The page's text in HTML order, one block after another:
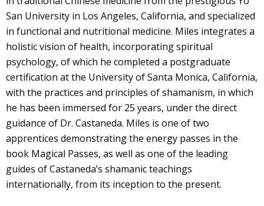
San University in Los Angeles, California, and specialized
in functional and nutritional medicine. Miles integrates a
holistic vision of health, incorporating spiritual
psychology, of which he completed a postgraduate
certification at the University of Santa Monica, California,
with the practices and principles of shamanism, in which
he has been immersed for 25 years, under the direct
guidance of Dr. Castaneda. Miles is one of two
apprentices demonstrating the energy passes in the
book Magical Passes, as well as one of the leading
guides of Castaneda’s shamanic teachings
internationally, from its inception to the present.